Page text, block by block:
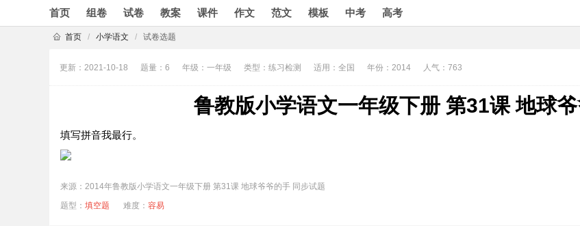
首页 组卷 试卷 教案 课件 作文 范文 模板 中考 高考
首页 / 小学语文 / 试卷选题
更新：2021-10-18 题量：6 年级：一年级 类型：练习检测 适用：全国 年份：2014 人气：763
鲁教版小学语文一年级下册 第31课 地球
填写拼音我最行。
来源：2014年鲁教版小学语文一年级下册 第31课 地球爷爷的手 同步试题
题型： 填空题 难度： 容易